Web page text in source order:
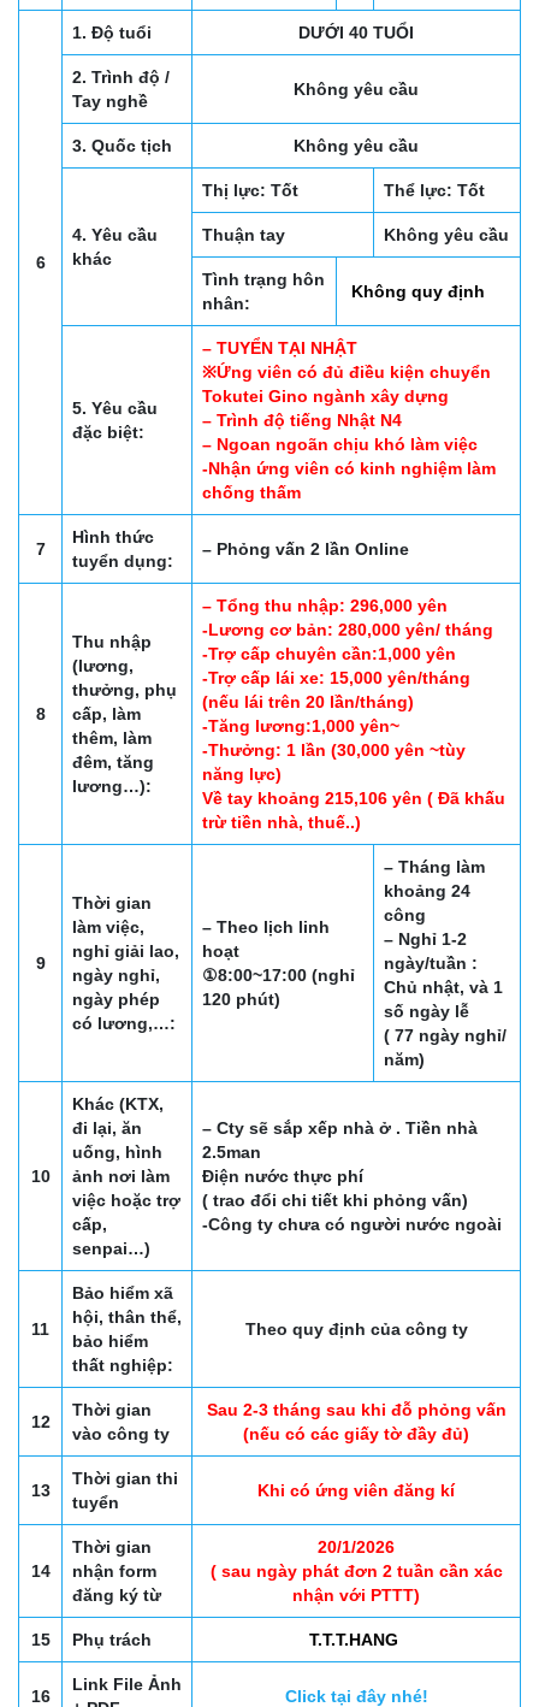
6
1. Độ tuổi DƯỚI 40 TUỔI
2. Trình độ /
Tay nghề
Không yêu cầu
3. Quốc tịch Không yêu cầu
4. Yêu cầu
khác
Thị lực: Tốt Thể lực: Tốt
Thuận tay Không yêu cầu
Tình trạng hôn
nhân:
Không quy định
5. Yêu cầu
đặc biệt:
– TUYỂN TẠI NHẬT
※Ứng viên có đủ điều kiện chuyển
Tokutei Gino ngành xây dựng
– Trình độ tiếng Nhật N4
– Ngoan ngoãn chịu khó làm việc
-Nhận ứng viên có kinh nghiệm làm
chống thấm
7
Hình thức
tuyển dụng:
– Phỏng vấn 2 lần Online
8
Thu nhập
(lương,
thưởng, phụ
cấp, làm
thêm, làm
đêm, tăng
lương…):
– Tổng thu nhập: 296,000 yên
-Lương cơ bản: 280,000 yên/ tháng
-Trợ cấp chuyên cần:1,000 yên
-Trợ cấp lái xe: 15,000 yên/tháng
(nếu lái trên 20 lần/tháng)
-Tăng lương:1,000 yên~
-Thưởng: 1 lần (30,000 yên ~tùy
năng lực)
Về tay khoảng 215,106 yên ( Đã khấu
trừ tiền nhà, thuế..)
9
Thời gian
làm việc,
nghỉ giải lao,
ngày nghỉ,
ngày phép
có lương,…:
– Theo lịch linh
hoạt
①8:00~17:00 (nghỉ
120 phút)
– Tháng làm
khoảng 24
công
– Nghỉ 1-2
ngày/tuần :
Chủ nhật, và 1
số ngày lễ
( 77 ngày nghỉ/
năm)
10
Khác (KTX,
đi lại, ăn
uống, hình
ảnh nơi làm
việc hoặc trợ
cấp,
senpai…)
– Cty sẽ sắp xếp nhà ở . Tiền nhà
2.5man
Điện nước thực phí
( trao đổi chi tiết khi phỏng vấn)
-Công ty chưa có người nước ngoài
11
Bảo hiểm xã
hội, thân thể,
bảo hiểm
thất nghiệp:
Theo quy định của công ty
12
Thời gian
vào công ty
Sau 2-3 tháng sau khi đỗ phỏng vấn
(nếu có các giấy tờ đầy đủ)
13
Thời gian thi
tuyển
Khi có ứng viên đăng kí
14
Thời gian
nhận form
đăng ký từ
20/1/2026
( sau ngày phát đơn 2 tuần cần xác
nhận với PTTT)
15 Phụ trách T.T.T.HANG
16
Link File Ảnh
Click tại đây nhé!